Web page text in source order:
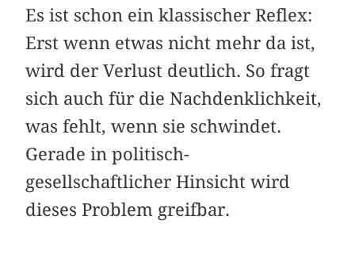
Es ist schon ein klassischer Reflex:
Erst wenn etwas nicht mehr da ist,
wird der Verlust deutlich. So fragt
sich auch für die Nachdenklichkeit,
was fehlt, wenn sie schwindet.
Gerade in politisch-
gesellschaftlicher Hinsicht wird
dieses Problem greifbar.